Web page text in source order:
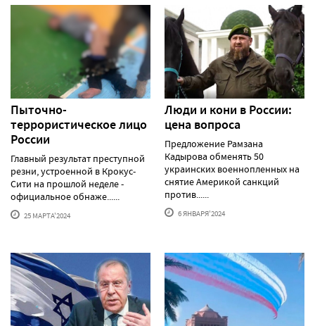
Пыточно-
террористическое лицо
России
Главный результат преступной
резни, устроенной в Крокус-
Сити на прошлой неделе -
официальное обнаже......
25 МАРТА'2024
Люди и кони в России:
цена вопроса
Предложение Рамзана
Кадырова обменять 50
украинских военнопленных на
снятие Америкой санкций
против......
6 ЯНВАРЯ'2024